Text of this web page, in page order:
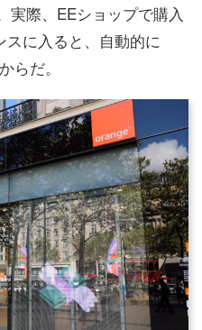
実際、EEショップで購入
スに入ると、自動的に
らだ。